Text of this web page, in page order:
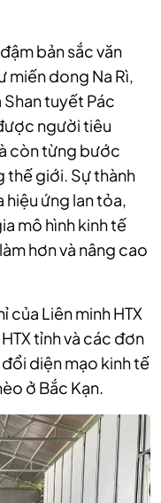
bản sắc văn
miến dong Na Rì,
tuyết Pác
người tiêu
còn từng bước
thế giới. Sự thành
hiệu ứng lan tỏa,
mô hình kinh tế
hơn và nâng cao
Liên minh HTX
tỉnh và các đơn
diện mạo kinh tế
ở Bắc Kạn.